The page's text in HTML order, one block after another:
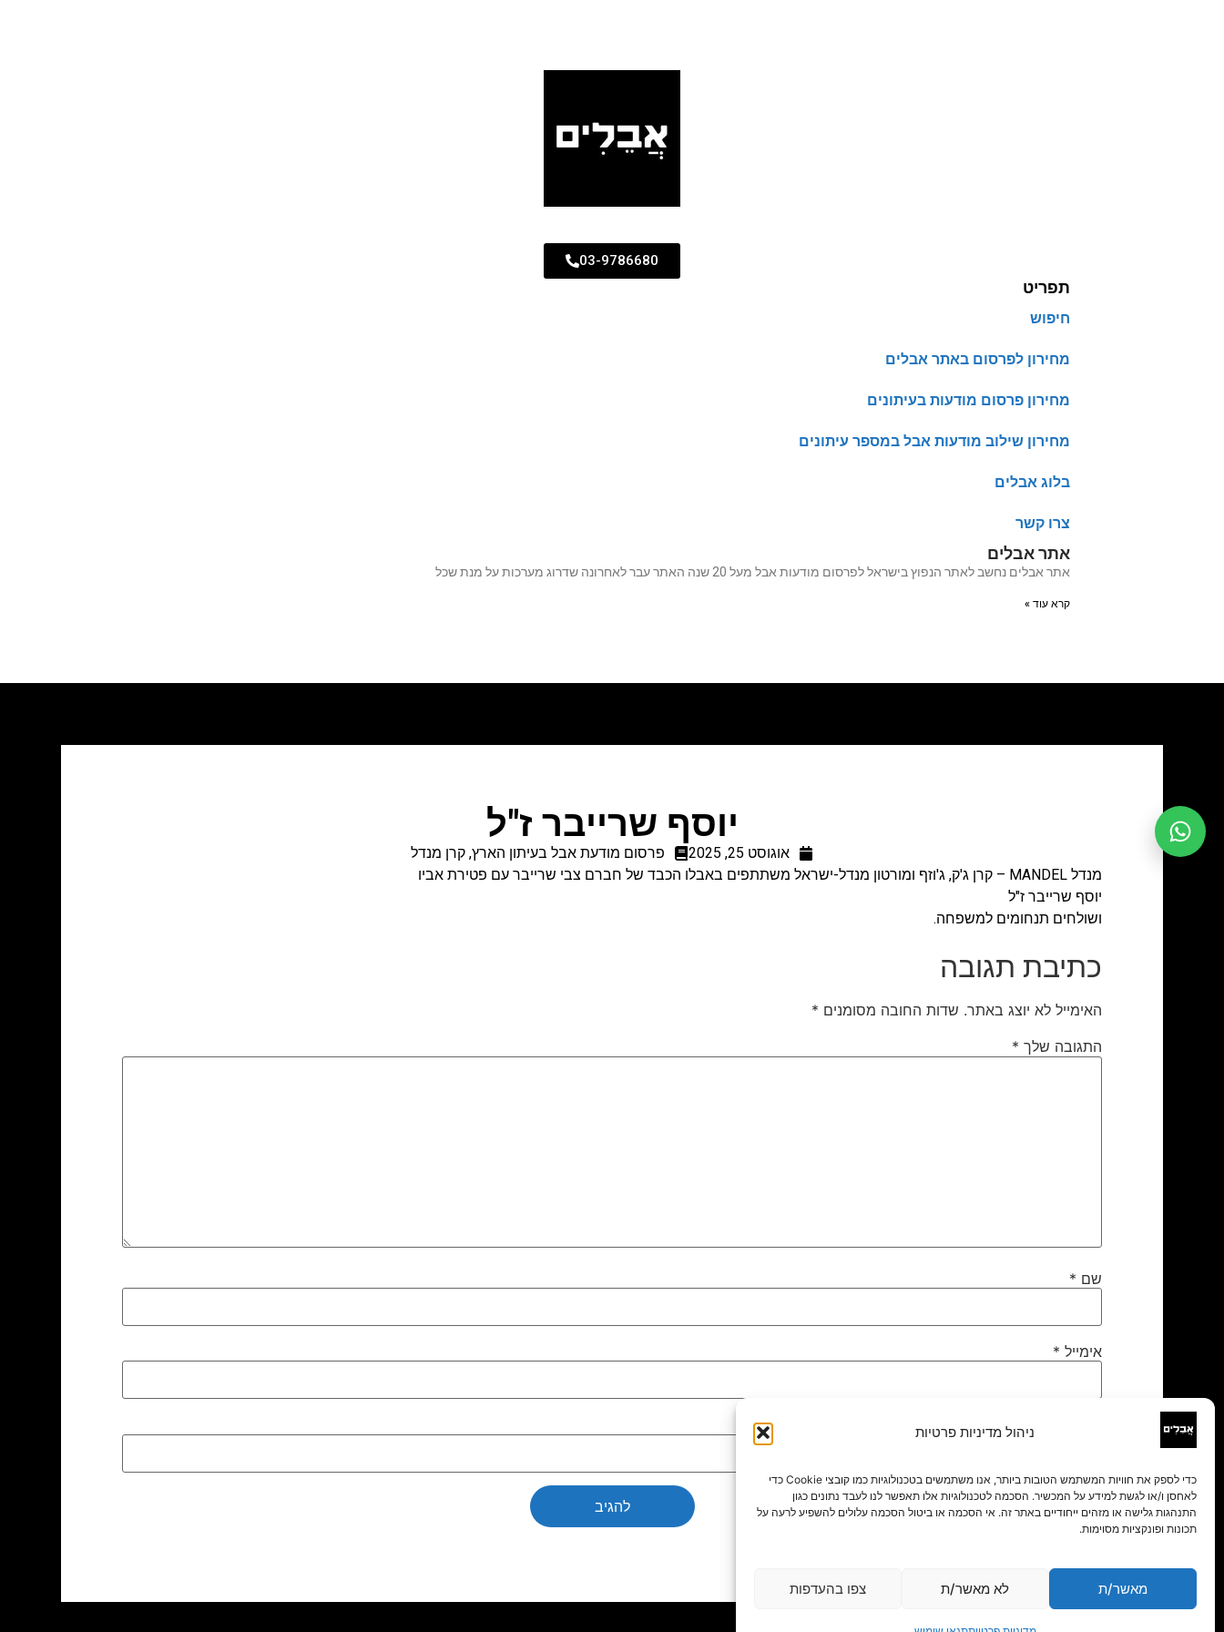
ניהול מדיניות פרטיות
כדי לספק את חוויות המשתמש הטובות ביותר, אנו משתמשים בטכנולוגיות כמו קובצי Cookie כדי
לאחסן ו/או לגשת למידע על המכשיר. הסכמה לטכנולוגיות אלו תאפשר לנו לעבד נתונים כגון
התנהגות גלישה או מזהים ייחודיים באתר זה. אי הסכמה או ביטול הסכמה עלולים להשפיע לרעה על
תכונות ופונקציות מסוימות.
מאשר/ת לא מאשר/ת צפו בהעדפות
03-9786680
תפריט
חיפוש
מחירון לפרסום באתר אבלים
מחירון פרסום מודעות בעיתונים
מחירון שילוב מודעות אבל במספר עיתונים
בלוג אבלים
צרו קשר
אתר אבלים
אתר אבלים נחשב לאתר הנפוץ בישראל לפרסום מודעות אבל מעל 20 שנה האתר עבר לאחרונה שדרוג מערכות על מנת שכל
קרא עוד »
יוסף שרייבר ז"ל
אוגוסט 25, 2025 פרסום מודעת אבל בעיתון הארץ, קרן מנדל
מנדל MANDEL – קרן ג'ק, ג'וזף ומורטון מנדל-ישראל משתתפים באבלו הכבד של חברם צבי שרייבר עם פטירת אביו
יוסף שרייבר ז"ל
ושולחים תנחומים למשפחה.
כתיבת תגובה
האימייל לא יוצג באתר. שדות החובה מסומנים *
התגובה שלך *
שם *
אימייל *